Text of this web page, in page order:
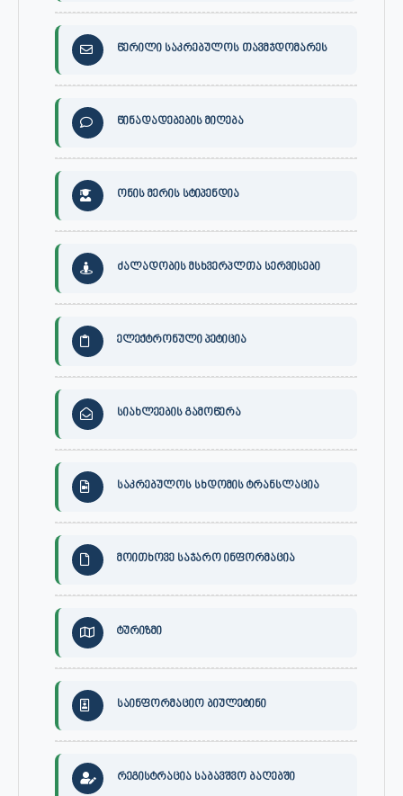
წერილი საკრებულოს თავმჯდომარეს
წინადადებების მიღება
ონის მერის სტიპენდია
ძალადობის მსხვერპლთა სერვისები
ელექტრონული პეტიცია
სიახლეების გამოწერა
საკრებულოს სხდომის ტრანსლაცია
მოითხოვე საჯარო ინფორმაცია
ტურიზმი
საინფორმაციო ბიულეტინი
რეგისტრაცია საბავშვო ბაღებში